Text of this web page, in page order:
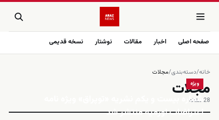
صفحه اصلی اخبار مقالات نوشتار نسخه قدیمی
خانه/دسته‌بندی/مجلات
مجلات
28 مقاله
ویژه
شماره بیست و یکم نشریه «توپراق» ویژه نامه
اعتراضات اورمیه منتشر شد